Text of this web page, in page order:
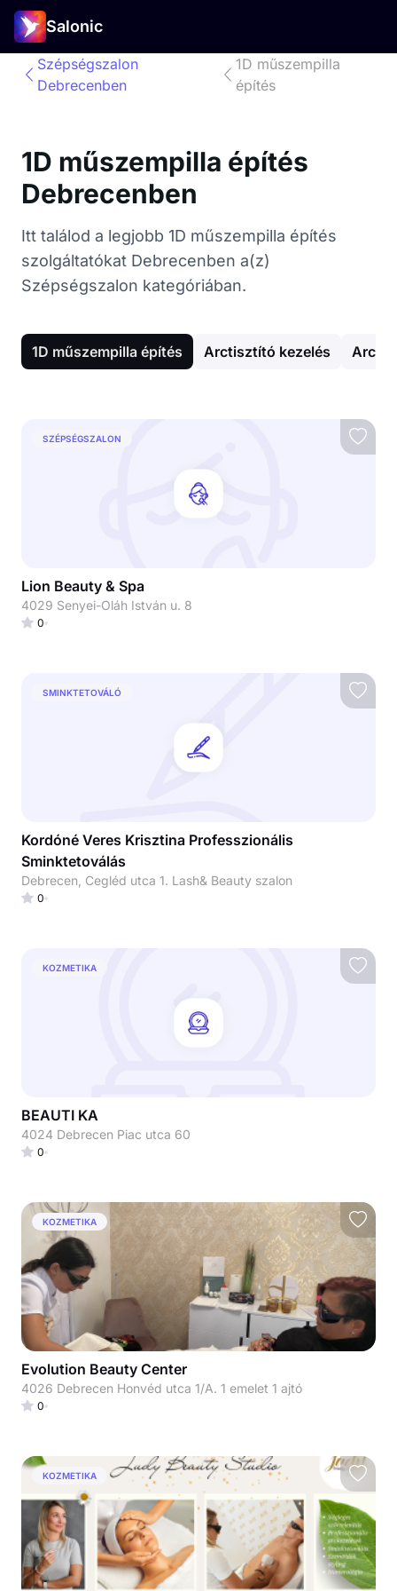
Salonic
Szépségszalon
Debrecenben
1D műszempilla
építés
1D műszempilla építés
Debrecenben
Itt találod a legjobb 1D műszempilla építés
szolgáltatókat Debrecenben a(z)
Szépségszalon kategóriában.
1D műszempilla építés Arctisztító kezelés Arc
SZÉPSÉGSZALON
Lion Beauty & Spa
4029 Senyei-Oláh István u. 8
0
SMINKTETOVÁLÓ
Kordóné Veres Krisztina Professzionális
Sminktetoválás
Debrecen, Cegléd utca 1. Lash& Beauty szalon
0
KOZMETIKA
BEAUTI KA
4024 Debrecen Piac utca 60
0
KOZMETIKA
Evolution Beauty Center
4026 Debrecen Honvéd utca 1/A. 1 emelet 1 ajtó
0
KOZMETIKA